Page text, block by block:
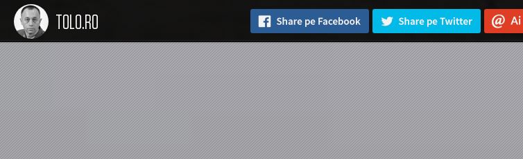
TOLO.RO